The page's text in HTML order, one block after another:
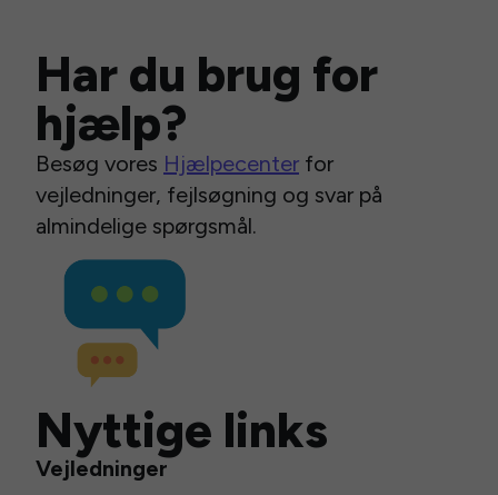
Har du brug for
hjælp?
Besøg vores Hjælpecenter for
vejledninger, fejlsøgning og svar på
almindelige spørgsmål.
Nyttige links
Vejledninger